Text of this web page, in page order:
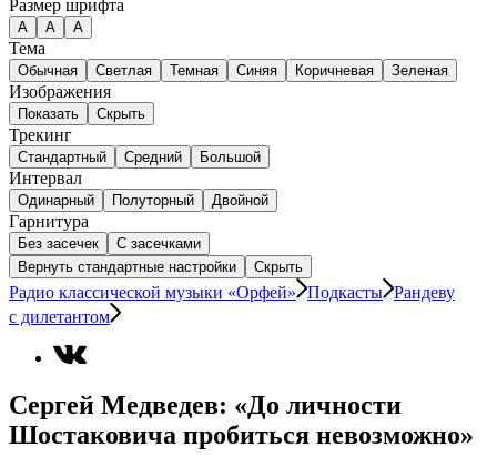
Размер шрифта
А A A
Тема
Обычная Светлая Темная Синяя Коричневая Зеленая
Изображения
Показать Скрыть
Трекинг
Стандартный Средний Большой
Интервал
Одинарный Полуторный Двойной
Гарнитура
Без засечек
С засечками
Вернуть стандартные настройки
Скрыть
Радио классической музыки «Орфей» Подкасты Рандеву
с дилетантом
Сергей Медведев: «До личности
Шостаковича пробиться невозможно»